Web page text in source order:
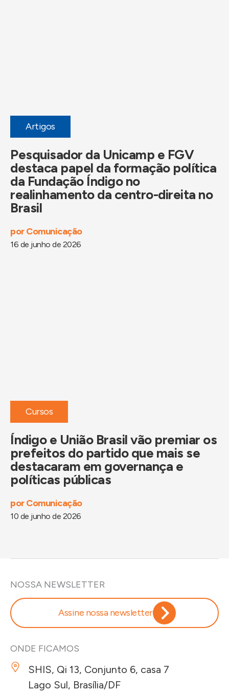
Artigos
Pesquisador da Unicamp e FGV
destaca papel da formação política
da Fundação Índigo no
realinhamento da centro-direita no
Brasil
porComunicação
16 de junho de 2026
Cursos
Índigo e União Brasil vão premiar os
prefeitos do partido que mais se
destacaram em governança e
políticas públicas
porComunicação
10 de junho de 2026
ONDE FICAMOS
SHIS, Qi 13, Conjunto 6, casa 7
Lago Sul, Brasília/DF
NOSSA NEWSLETTER
Assine nossa newsletter